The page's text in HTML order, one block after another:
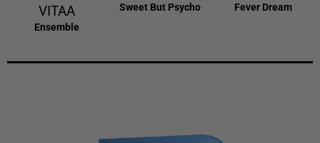
VITAA
Ensemble
Sweet But Psycho Fever Dream